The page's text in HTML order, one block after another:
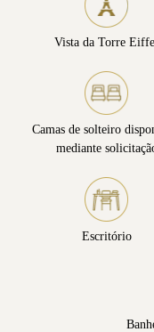
Vista da Torre
Camas de solteiro
mediante
Escritório